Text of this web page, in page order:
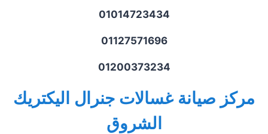
01014723434
01127571696
01200373234
مركز صيانة غسالات جنرال اليكتريك
الشروق